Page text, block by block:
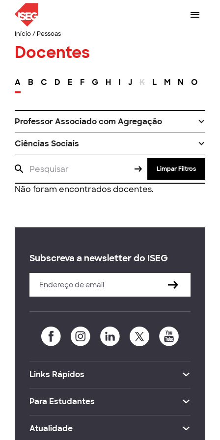
Início/ Pessoas
Docentes
A B C D E F G H I J K L M N O
Professor Associado com Agregação
Ciências Sociais
Limpar Filtros
Não foram encontrados docentes.
Subscreva a newsletter do ISEG
Links Rápidos
Para Estudantes
Atualidade